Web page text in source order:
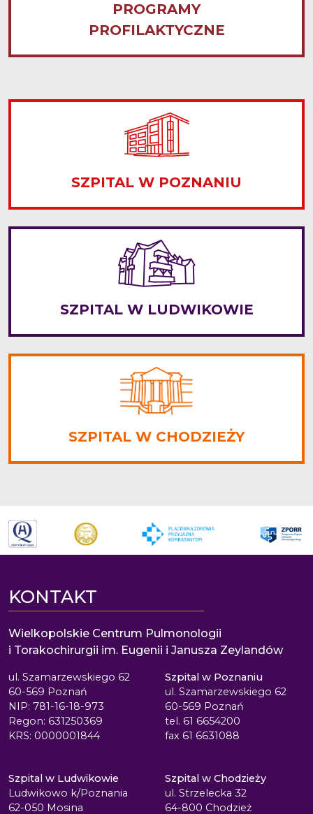
PROGRAMY
PROFILAKTYCZNE
SZPITAL W POZNANIU
SZPITAL W LUDWIKOWIE
SZPITAL W CHODZIEŻY
KONTAKT
Wielkopolskie Centrum Pulmonologii
i Torakochirurgii im. Eugenii i Janusza Zeylandów
ul. Szamarzewskiego 62
60-569 Poznań
NIP: 781-16-18-973
Regon: 631250369
KRS: 0000001844
Szpital w Poznaniu
ul. Szamarzewskiego 62
60-569 Poznań
tel. 61 6654200
fax 61 6631088
Szpital w Ludwikowie
Ludwikowo k/Poznania
62-050 Mosina
Szpital w Chodzieży
ul. Strzelecka 32
64-800 Chodzież